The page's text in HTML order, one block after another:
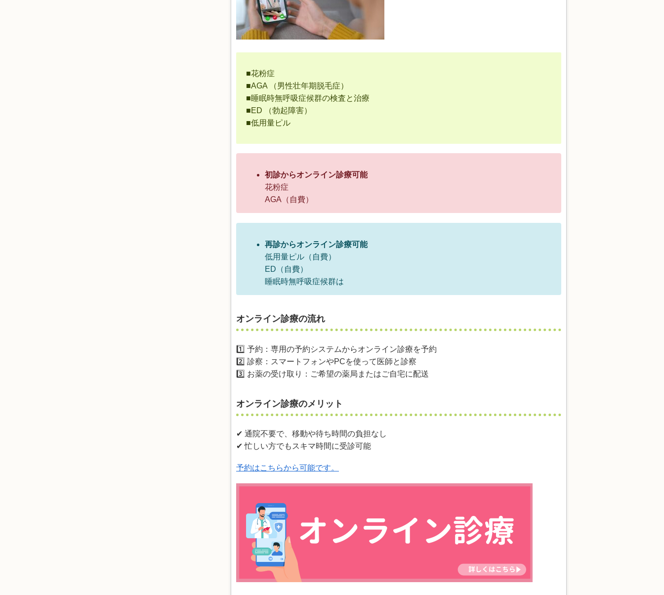
■花粉症
■AGA （男性壮年期脱毛症）
■睡眠時無呼吸症候群の検査と治療
■ED （勃起障害）
■低用量ピル
初診からオンライン診療可能
花粉症
AGA（自費）
再診からオンライン診療可能
低用量ピル（自費）
ED（自費）
睡眠時無呼吸症候群は
オンライン診療の流れ
1️⃣ 予約：専用の予約システムからオンライン診療を予約
2️⃣ 診察：スマートフォンやPCを使って医師と診察
3️⃣ お薬の受け取り：ご希望の薬局またはご自宅に配送
オンライン診療のメリット
✔ 通院不要で、移動や待ち時間の負担なし
✔ 忙しい方でもスキマ時間に受診可能
予約はこちらから可能です。